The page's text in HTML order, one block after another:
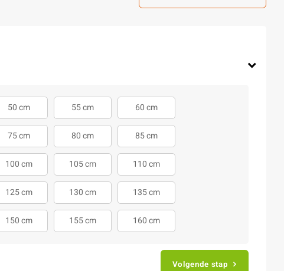
50 cm 55 cm 60 cm
75 cm 80 cm 85 cm
100 cm 105 cm 110 cm
125 cm 130 cm 135 cm
150 cm 155 cm 160 cm
Volgende stap